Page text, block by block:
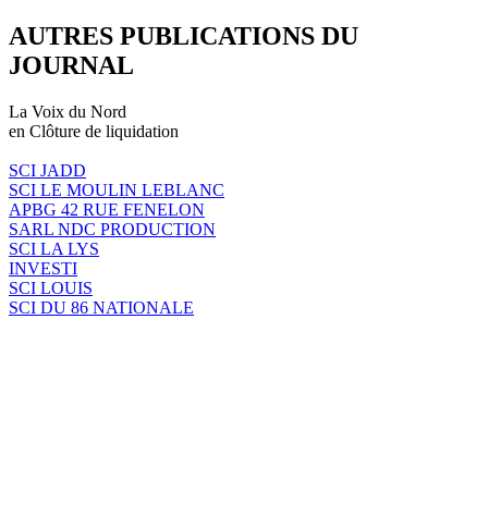
AUTRES PUBLICATIONS DU
JOURNAL
La Voix du Nord
en Clôture de liquidation
SCI JADD
SCI LE MOULIN LEBLANC
APBG 42 RUE FENELON
SARL NDC PRODUCTION
SCI LA LYS
INVESTI
SCI LOUIS
SCI DU 86 NATIONALE